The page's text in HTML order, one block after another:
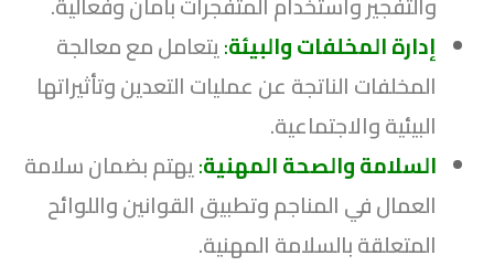
إدارة المخلفات والبيئة:يتعامل مع معالجة
المخلفات الناتجة عن عمليات التعدين وتأثيراتها
البيئية والاجتماعية.
السلامة والصحة المهنية:يهتم بضمان سلامة
العمال في المناجم وتطبيق القوانين واللوائح
المتعلقة بالسلامة المهنية.